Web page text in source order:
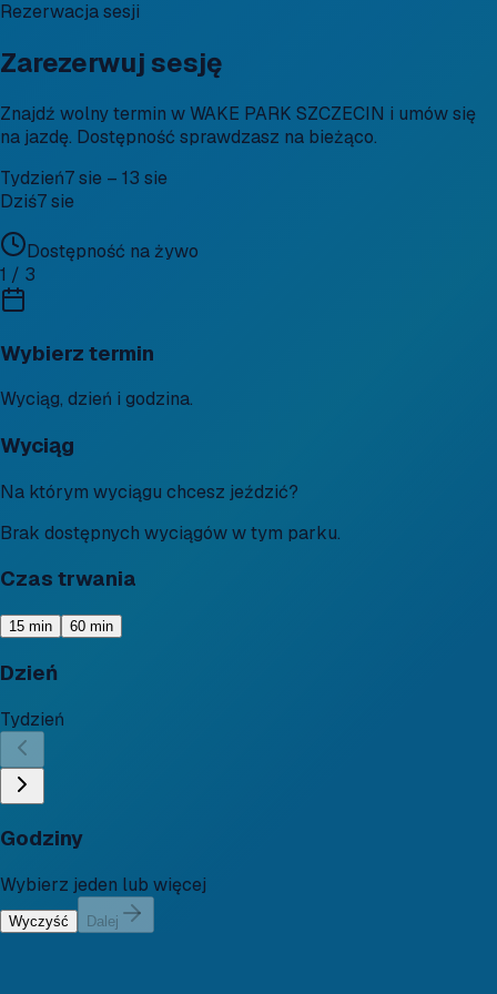
Rezerwacja sesji
Zarezerwuj sesję
Znajdź wolny termin w WAKE PARK SZCZECIN i umów się
na jazdę. Dostępność sprawdzasz na bieżąco.
Tydzień7 sie – 13 sie
Dziś7 sie
Dostępność na żywo
1 / 3
Wybierz termin
Wyciąg, dzień i godzina.
Wyciąg
Na którym wyciągu chcesz jeździć?
Brak dostępnych wyciągów w tym parku.
Czas trwania
15 min 60 min
Dzień
Tydzień
Godziny
Wybierz jeden lub więcej
Wyczyść Dalej